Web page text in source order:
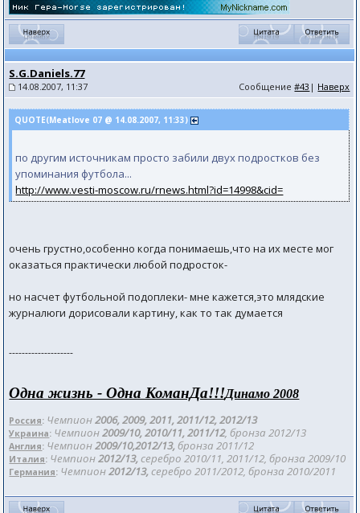
S.G.Daniels.77
14.08.2007, 11:37 Сообщение#43 | Наверх
QUOTE(Meatlove 07 @ 14.08.2007, 11:33)
по другим источникам просто забили двух подростков без
упоминания футбола...
http://www.vesti-moscow.ru/rnews.html?id=14998&cid=
очень грустно,особенно когда понимаешь,что на их месте мог
оказаться практически любой подросток-
но насчет футбольной подоплеки- мне кажется,это млядские
журналюги дорисовали картину, как то так думается
--------------------
Одна жизнь - Одна КоманДа!!!Динамо 2008
Россия: Чемпион2006, 2009, 2011, 2011/12, 2012/13
Украина: Чемпион2009/10, 2010/11, 2011/12, бронза 2012/13
Англия: Чемпион2009/10,2012/13, бронза 2011/12
Италия: Чемпион2012/13, серебро 2010/11, 2011/12, бронза 2009/10
Германия: Чемпион2012/13, серебро 2011/2012, бронза 2010/2011